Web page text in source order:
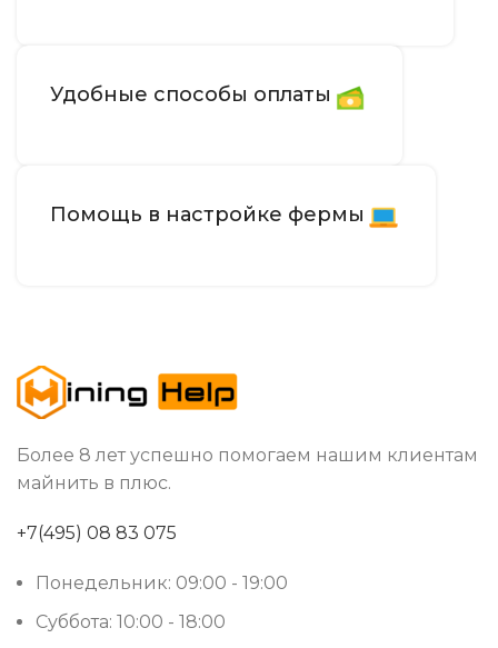
Удобные способы оплаты
Помощь в настройке фермы
Более 8 лет успешно помогаем нашим клиентам
майнить в плюс.
+7(495) 08 83 075
Понедельник: 09:00 - 19:00
Суббота: 10:00 - 18:00